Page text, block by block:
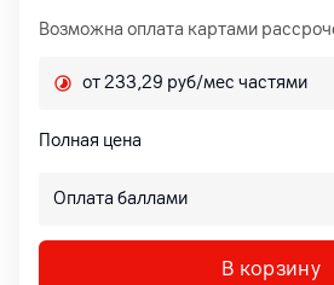
Возможна оплата картами
от 233,29 руб/мес частями
Полная цена
Оплата баллами
В корзину